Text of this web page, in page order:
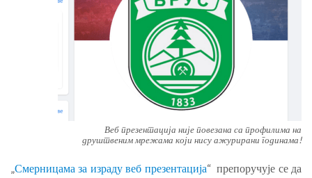
Веб презентација није повезана са профилима на
друштвеним мрежама који нису ажурирани годинама!
„Смерницама за израду веб презентација“ препоручује се да